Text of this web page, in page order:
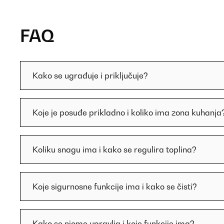
FAQ
Kako se ugrađuje i priključuje?
Koje je posuđe prikladno i koliko ima zona
Koliku snagu ima i kako se regulira toplina?
Koje sigurnosne funkcije ima i kako se čisti?